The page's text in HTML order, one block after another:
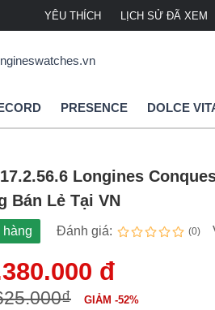
YÊU THÍCH LỊCH SỬ ĐÃ XEM
PRESENCE DOLCE
Longines
Bán Lẻ Tại VN
hàng Đánh giá: (0)
đ
GIẢM -52%